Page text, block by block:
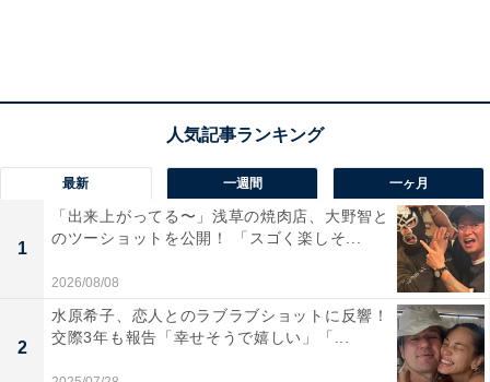
最新 一週間 一ヶ月
1
「出来上がってる〜」浅草の焼肉店、大野智と
のツーショットを公開！ 「スゴく楽しそ...
2026/08/08
2
水原希子、恋人とのラブラブショットに反響！
交際3年も報告「幸せそうで嬉しい」「...